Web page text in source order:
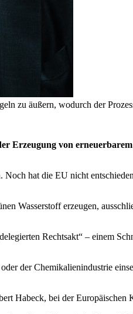
zu äußern, wodurch der
Erzeugung von erneuerbarem
hat die EU nicht
Wasserstoff erzeugen,
Rechtsakt“ – einem
der Chemikalienindustrie
Habeck, bei der Europäischen